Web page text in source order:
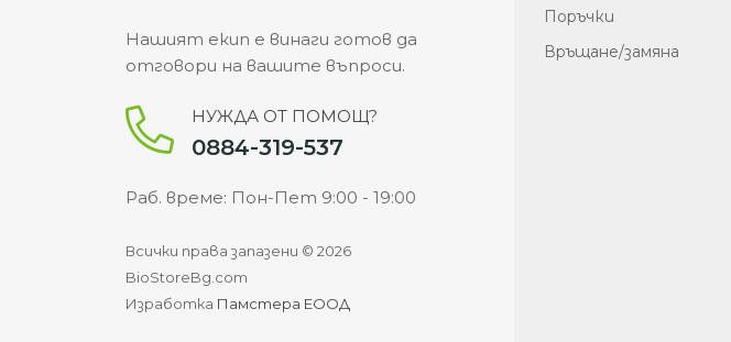
Нашият екип е винаги готов да
отговори на вашите въпроси.
НУЖДА ОТ ПОМОЩ?
0884-319-537
Раб. време: Пон-Пет 9:00 - 19:00
Поръчки
Връщане/замяна
Всички права запазени © 2026
BioStoreBg.com
Изработка Памстера ЕООД